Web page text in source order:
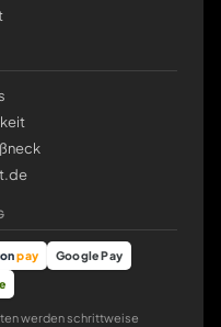
pay
Google Pay
werden schrittweise